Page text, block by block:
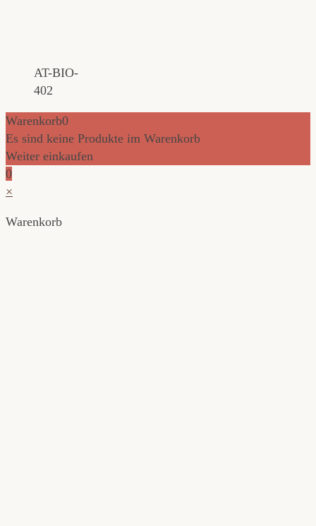
AT-BIO-
402
Warenkorb0
Es sind keine Produkte im Warenkorb
Weiter einkaufen
0
×
Warenkorb